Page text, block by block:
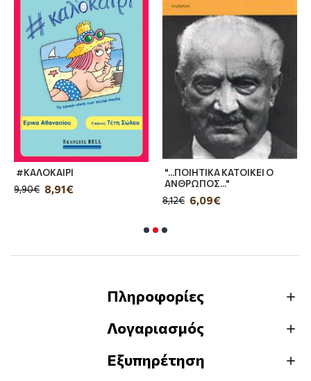
ιστορικού Θρύλου. Σε µια πρωθύστερη σκηνή οι
οπαδοί του Ολυµπιακού, ανάµεσά τους και οι
ήρωες των διηγηµάτων που θ’ ακολουθήσουν,
συγκεντρώνονται για να ικετεύσουν τον Πατέρα
να µη φύγει από την οµάδα. Ο συγγραφέας
αναφέρει τα ονόµατα των προσελθόντων µε
τρόπο αρχαίου ιστορικού και επικού ποιητή».
Δηµοσθένης Κούρτοβικ, Ελευθεροτυπία
υπάρχουν κι όµως δε θέλουµε να ξέρουµε ότι
υπάρχουν, για έναν κόσµο που ζει τη δικιά του
βασανιστική κόλαση. Ένα βιβλίο σοκ. Διαβάστε
#ΚΑΛΟΚΑΙΡΙ
8,91€
9,90€
"...ΠΟΙΗΤΙΚΑ ΚΑΤΟΙΚΕΙ Ο
ΑΝΘΡΩΠΟΣ..."
6,09€
8,12€
Πληροφορίες
Λογαριασμός
Εξυπηρέτηση